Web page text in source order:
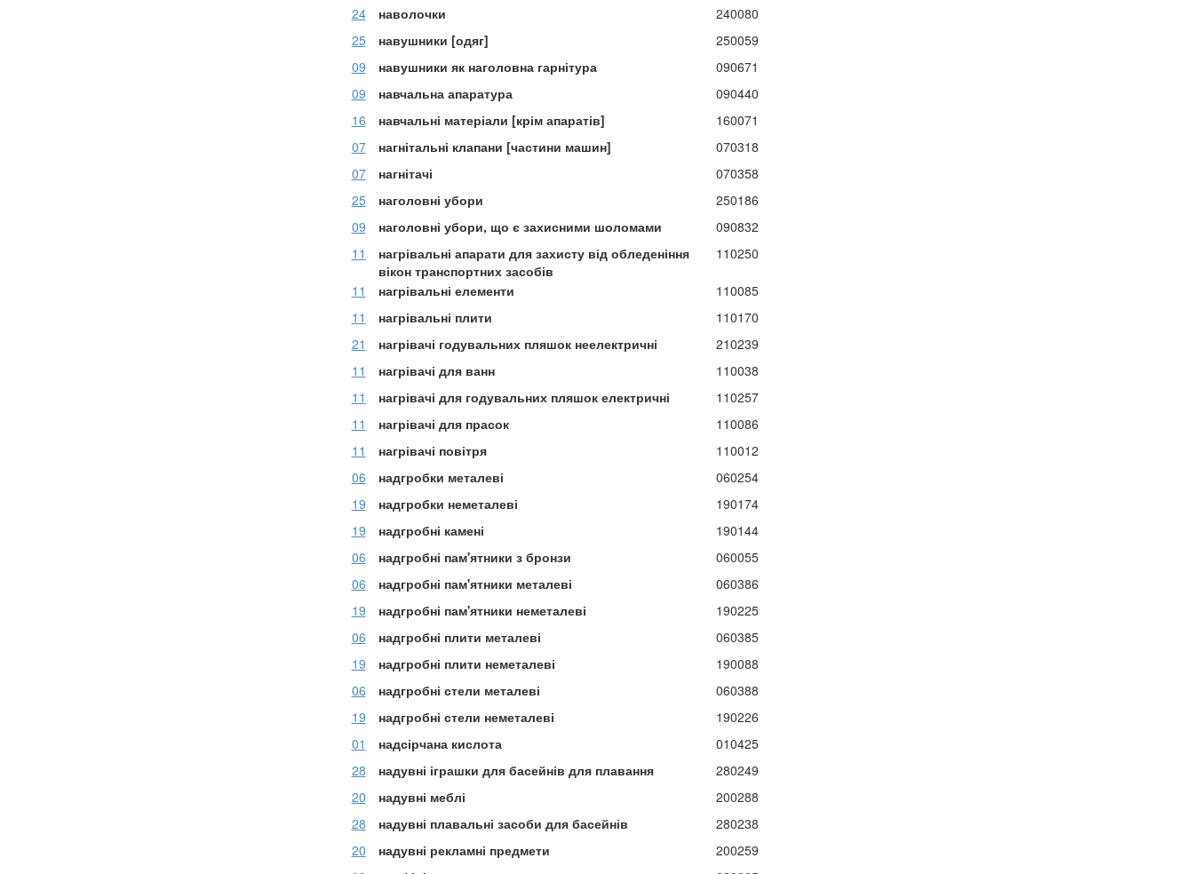
24
наволочки
240080
25
навушники [одяг]
250059
09
навушники як наголовна гарнітура
090671
09
навчальна апаратура
090440
16
навчальні матеріали [крім апаратів]
160071
07
нагнітальні клапани [частини машин]
070318
07
нагнітачі
070358
25
наголовні убори
250186
09
наголовні убори, що є захисними шоломами
090832
11
нагрівальні апарати для захисту від обледеніння
вікон транспортних засобів
110250
11 нагрівальні елементи
110085
11
нагрівальні плити
110170
21
нагрівачі годувальних пляшок неелектричні
210239
11
нагрівачі для ванн
110038
11
нагрівачі для годувальних пляшок електричні
110257
11
нагрівачі для прасок
110086
11
нагрівачі повітря
110012
06
надгробки металеві
060254
19
надгробки неметалеві
190174
19
надгробні камені
190144
06
надгробні пам'ятники з бронзи
060055
06
надгробні пам'ятники металеві
060386
19
надгробні пам'ятники неметалеві
190225
06
надгробні плити металеві
060385
19
надгробні плити неметалеві
190088
06
надгробні стели металеві
060388
19
надгробні стели неметалеві
190226
01
надсірчана кислота
010425
28
надувні іграшки для басейнів для плавання
280249
20
надувні меблі
200288
28
надувні плавальні засоби для басейнів
280238
20
надувні рекламні предмети
200259